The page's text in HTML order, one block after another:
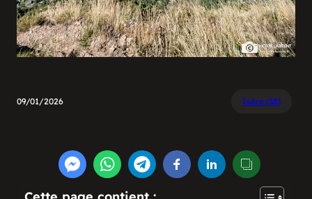
09/01/2026 Isère (38)